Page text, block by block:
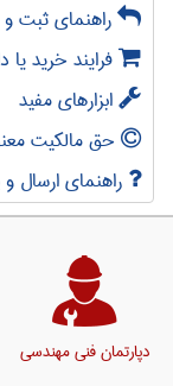
راهنمای ثبت
فرایند خرید
ابزارهای مفید
حق مالکیت
راهنمای ارسال
دپارتمان فنی مهندسی